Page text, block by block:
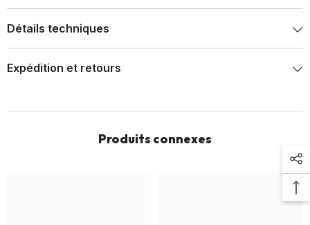
Détails techniques
Expédition et retours
Produits connexes